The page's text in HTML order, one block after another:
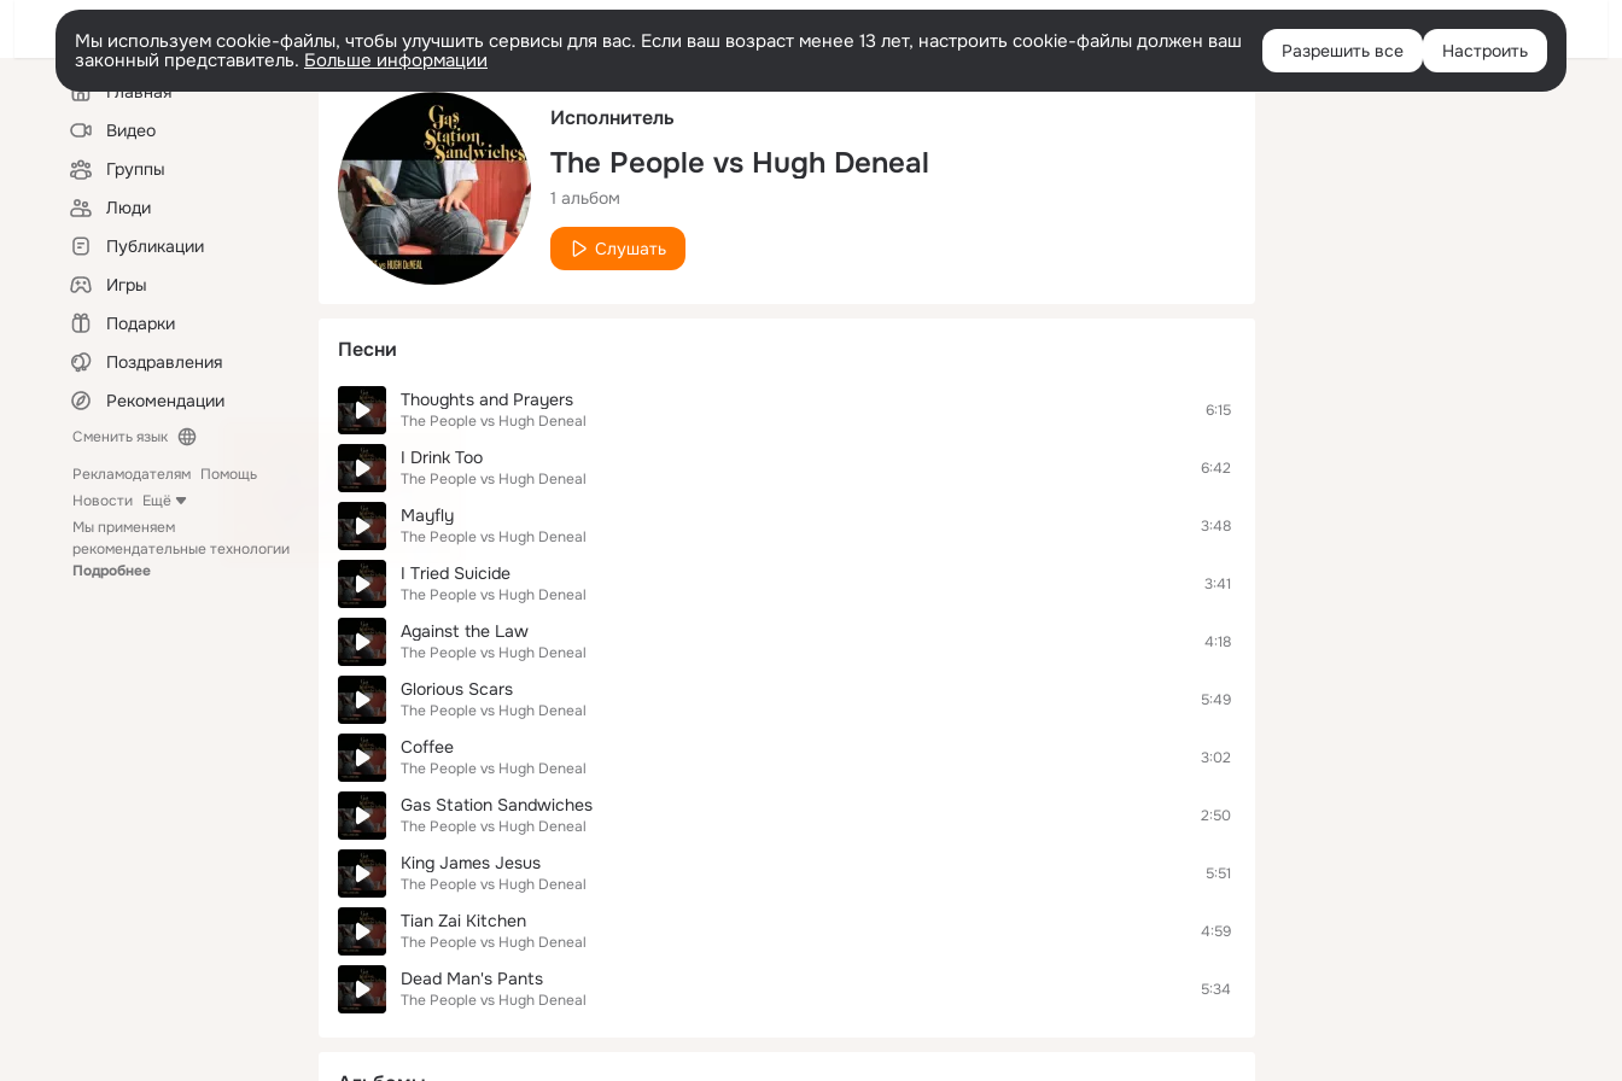
Русский Войти
Мы используем cookie-файлы, чтобы улучшить сервисы для вас. Если ваш возраст менее 13 лет, настроить cookie-файлы должен ваш
законный представитель. Больше информации Разрешить все Настроить
Левая
колонкаГлавная
Видео
Группы
Люди
Публикации
Игры
Подарки
Поздравления
Рекомендации
Сменить язык
Рекламодателям Помощь
Новости Ещё
Мы применяем
рекомендательные технологии
Подробнее
Исполнитель
The People vs Hugh Deneal
1 альбом
Слушать
Песни
Thoughts and Prayers
The People vs Hugh Deneal
6:15
I Drink Too
The People vs Hugh Deneal
6:42
Mayfly
The People vs Hugh Deneal
3:48
I Tried Suicide
The People vs Hugh Deneal
3:41
Against the Law
The People vs Hugh Deneal
4:18
Glorious Scars
The People vs Hugh Deneal
5:49
Coffee
The People vs Hugh Deneal
3:02
Gas Station Sandwiches
The People vs Hugh Deneal
2:50
King James Jesus
The People vs Hugh Deneal
5:51
Tian Zai Kitchen
The People vs Hugh Deneal
4:59
Dead Man's Pants
The People vs Hugh Deneal
5:34